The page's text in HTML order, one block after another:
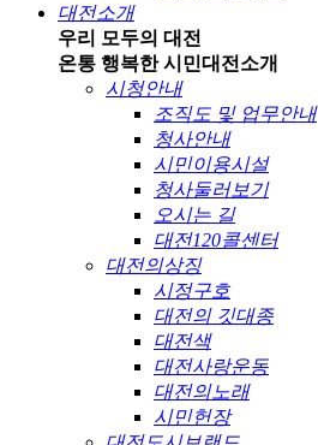
대전소개
우리 모두의 대전
온통 행복한 시민대전소개
시청안내
조직도 및 업무안내
청사안내
시민이용시설
청사둘러보기
오시는 길
대전120콜센터
대전의상징
시정구호
대전의 깃대종
대전색
대전사랑운동
대전의노래
시민헌장